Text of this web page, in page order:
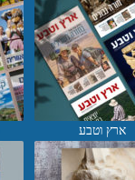
ארץ וטבע